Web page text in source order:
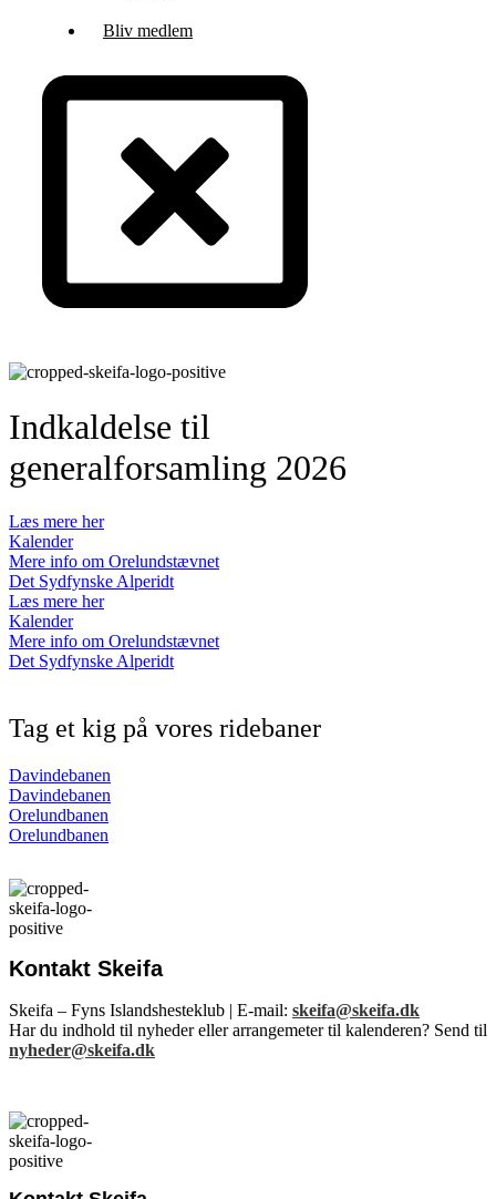
Bliv medlem
Indkaldelse til
generalforsamling 2026
Læs mere her
Kalender
Mere info om Orelundstævnet
Det Sydfynske Alperidt
Læs mere her
Kalender
Mere info om Orelundstævnet
Det Sydfynske Alperidt
Tag et kig på vores ridebaner
Davindebanen
Davindebanen
Orelundbanen
Orelundbanen
Kontakt Skeifa
Skeifa – Fyns Islandshesteklub | E-mail: skeifa@skeifa.dk
Har du indhold til nyheder eller arrangemeter til kalenderen? Send til
nyheder@skeifa.dk